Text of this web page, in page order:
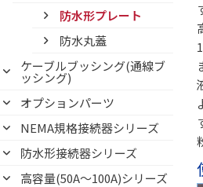
防水形プレート
防水丸蓋
ケーブルブッシング(通線ブ
ッシング)
オプションパーツ
NEMA規格接続器シリーズ
防水形接続器シリーズ
高容量(50A～100A)シリーズ